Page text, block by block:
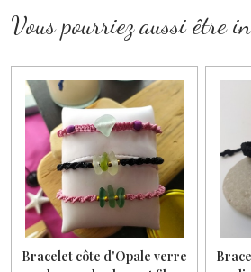
Vous pourriez aussi être
Bracelet côte d'Opale verre